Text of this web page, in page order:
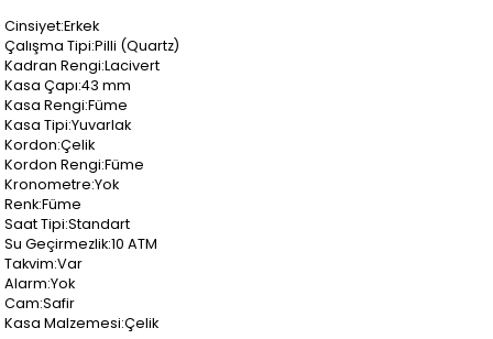
Cinsiyet:Erkek
Çalışma Tipi:Pilli (Quartz)
Kadran Rengi:Lacivert
Kasa Çapı:43 mm
Kasa Rengi:Füme
Kasa Tipi:Yuvarlak
Kordon:Çelik
Kordon Rengi:Füme
Kronometre:Yok
Renk:Füme
Saat Tipi:Standart
Su Geçirmezlik:10 ATM
Takvim:Var
Alarm:Yok
Cam:Safir
Kasa Malzemesi:Çelik